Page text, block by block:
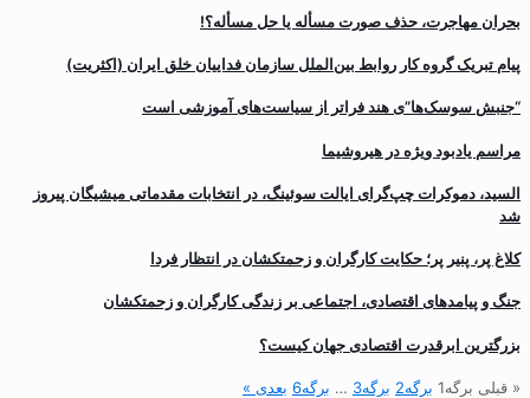
بحران مهاجرت‌، حذف صورت مسأله یا حل مسأله؟!
پیام تبریک گروه کار روابط بین‌الملل سازمان فداییان خلق ایران (اکثریت)
“جنبش سوسک‌ها”ی هند فراتر از سیاست‌های آموزشی است
مراسم یادبود ویژه در هیروشیما
السید، دموکرات چپ‌گرای ایالت سوئینگ، در انتخابات مقدماتی میشیگان پیروز
شد
کلاغ پر، پنیر پر؛ حکایت کارگران و زحمتکشان در انتظار فردا
جنگ و پیامدهای اقتصادی، اجتماعی بر زندگی کارگران و زحمتکشان
بزرگترین ابرقدرت اقتصادی جهان کیست؟
« قبلی برگه1 برگه2 برگه3
… برگه6 بعدی »